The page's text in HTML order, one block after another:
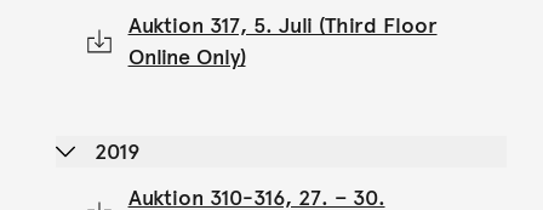
Auktion 317, 5. Juli (Third Floor
Online Only)
2019
Auktion 310-316, 27. – 30.